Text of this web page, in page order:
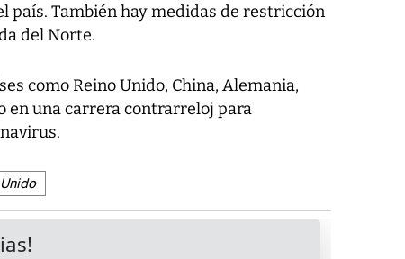
país. También hay medidas de restricción
del Norte.
como Reino Unido, China, Alemania,
en una carrera contrarreloj para